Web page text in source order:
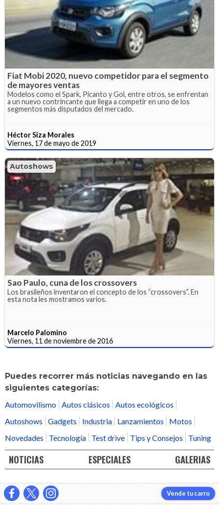
Fiat Mobi 2020, nuevo competidor para el segmento
de mayores ventas
Modelos como el Spark, Picanto y Gol, entre otros, se enfrentan
a un nuevo contrincante que llega a competir en uno de los
segmentos más disputados del mercado.
Héctor Siza Morales
Viernes, 17 de mayo de 2019
Autoshows
Sao Paulo, cuna de los crossovers
Los brasileños inventaron el concepto de los “crossovers”. En
esta nota les mostramos varios.
Marcelo Palomino
Viernes, 11 de noviembre de 2016
Puedes recorrer más noticias navegando en las
siguientes categorías:
Automovilismo
Autos clásicos
Autos ecológicos
Autoshows
Gadgets Industria Lanzamientos
Motos
Novedades
Tecnología Test drive Tips y Consejos Tuning
NOTICIAS ESPECIALES GALERIAS
Vende tu carro